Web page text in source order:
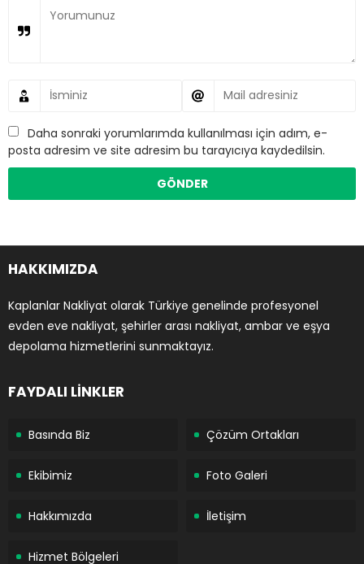
Daha sonraki yorumlarımda kullanılması için adım, e-
posta adresim ve site adresim bu tarayıcıya kaydedilsin.
HAKKIMIZDA
Kaplanlar Nakliyat olarak Türkiye genelinde profesyonel
evden eve nakliyat, şehirler arası nakliyat, ambar ve eşya
depolama hizmetlerini sunmaktayız.
FAYDALI LİNKLER
Basında Biz Çözüm Ortakları
Ekibimiz Foto Galeri
Hakkımızda İletişim
Hizmet Bölgeleri